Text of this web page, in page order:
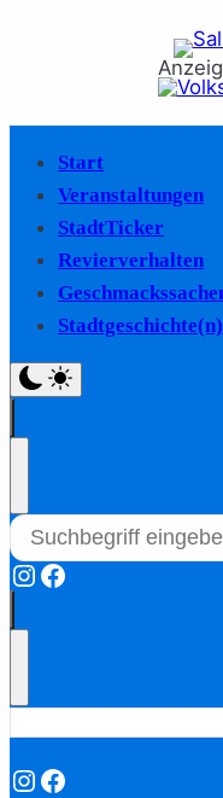
Start
Veranstaltungen
StadtTicker
Revierverhalten
Stadtgeschichte(n)
Instagram
Facebook
Instagram
Facebook